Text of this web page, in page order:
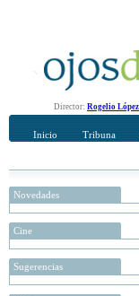
Director: Rogelio
Inicio Tribuna
Novedades
Cine
Sugerencias